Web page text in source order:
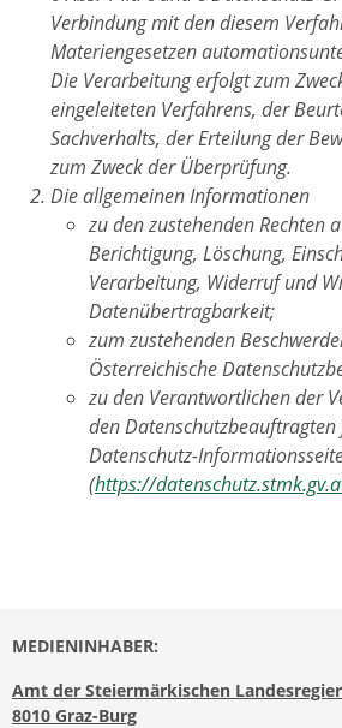
Verbindung mit den diesem
Materiengesetzen
Die Verarbeitung erfolgt zum
eingeleiteten Verfahrens, der
Sachverhalts, der Erteilung der
zum Zweck der Überprüfung.
Die allgemeinen Informationen
zu den zustehenden Rechten
Berichtigung, Löschung,
Verarbeitung, Widerruf und
Datenübertragbarkeit;
zum zustehenden
Österreichische
zu den Verantwortlichen der
den
Datenschutz-
(https://
MEDIENINHABER:
Amt der Steiermärkischen
8010 Graz-Burg